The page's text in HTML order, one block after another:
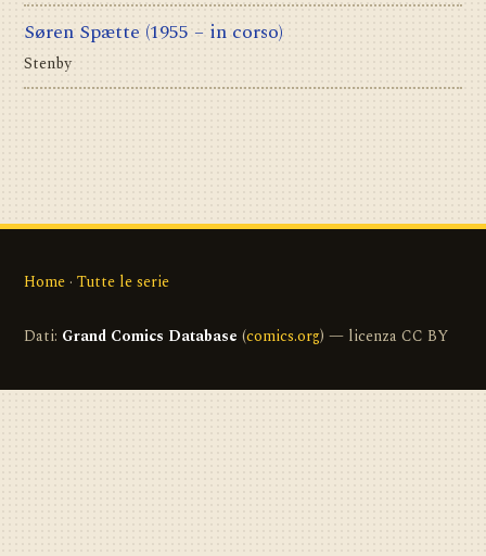
Søren Spætte (1955 – in corso)
Stenby
Home · Tutte le serie
Dati: Grand Comics Database (comics.org) — licenza CC BY